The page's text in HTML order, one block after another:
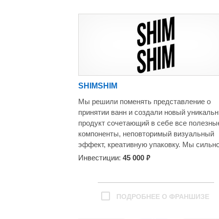
SHIMSHIM
Мы решили поменять представление о
принятии ванн и создали новый
продукт сочетающий в себе все
компоненты, неповторимый визуальный
эффект, креативную упаковку. Мы
отличаемся от существующих
первых, кто привез данный эффект из
Инвестиции:45 000₽
ПОДРОБНЕЕ О ФРАНШИЗЕ